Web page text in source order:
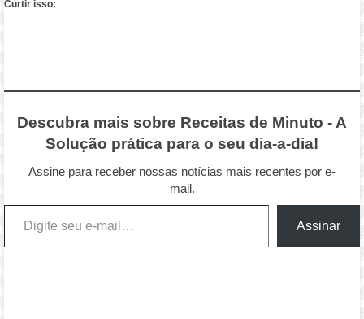
Curtir isso:
Descubra mais sobre Receitas de Minuto - A
Solução prática para o seu dia-a-dia!
Assine para receber nossas notícias mais recentes por e-
mail.
Digite seu e-mail…
Assinar